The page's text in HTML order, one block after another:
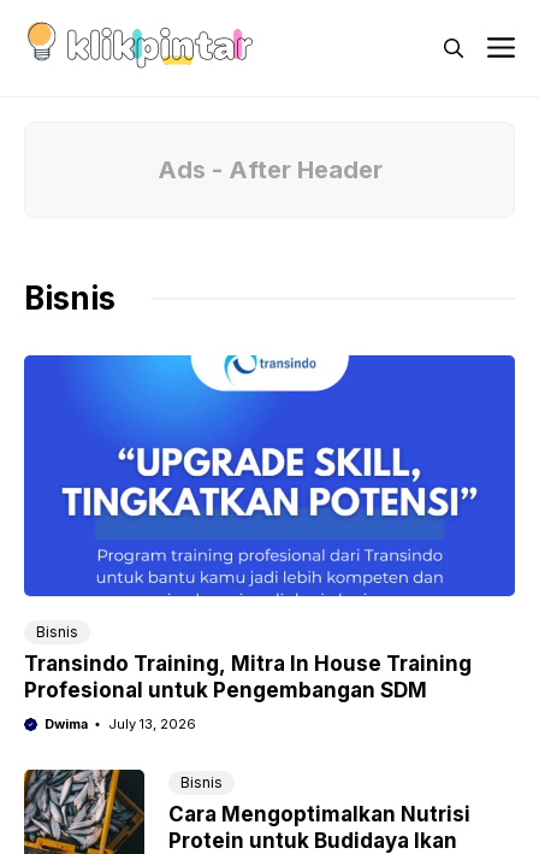
Ads - After Header
Bisnis
Bisnis
Transindo Training, Mitra In House Training
Profesional untuk Pengembangan SDM
Dwima July 13, 2026
Bisnis
Cara Mengoptimalkan Nutrisi
Protein untuk Budidaya Ikan